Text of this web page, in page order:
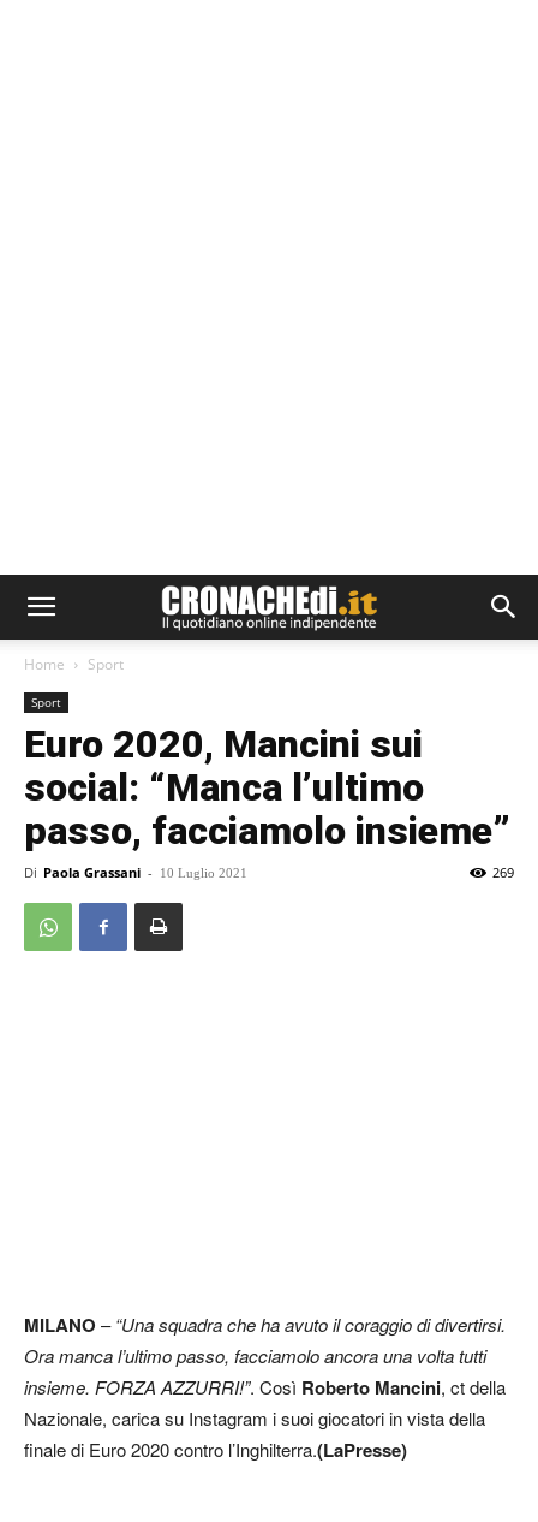
Home Sport
Sport
Euro 2020, Mancini sui
social: “Manca l’ultimo
passo, facciamolo insieme”
Di Paola Grassani - 10 Luglio 2021 269
MILANO –“Una squadra che ha avuto il coraggio di divertirsi.
Ora manca l’ultimo passo, facciamolo ancora una volta tutti
insieme. FORZA AZZURRI!”. Così Roberto Mancini, ct della
Nazionale, carica su Instagram i suoi giocatori in vista della
finale di Euro 2020 contro l’Inghilterra.(LaPresse)